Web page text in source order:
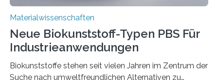
Materialwissenschaften
Neue Biokunststoff-Typen PBS Für
Industrieanwendungen
Biokunststoffe stehen seit vielen Jahren im Zentrum der
Suche nach umweltfreundlichen Alternativen zu